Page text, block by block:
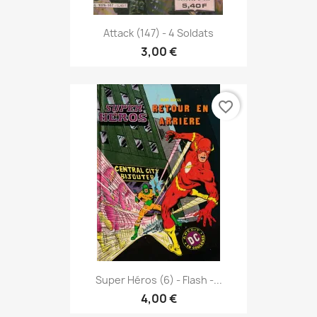
Attack (147) - 4 Soldats
3,00 €
Super Héros (6) - Flash -...
4,00 €
favorite_border